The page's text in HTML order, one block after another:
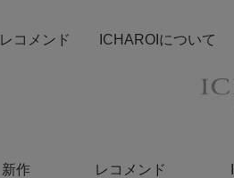
新作 レコメンド
レコメンド ICHAROIについて